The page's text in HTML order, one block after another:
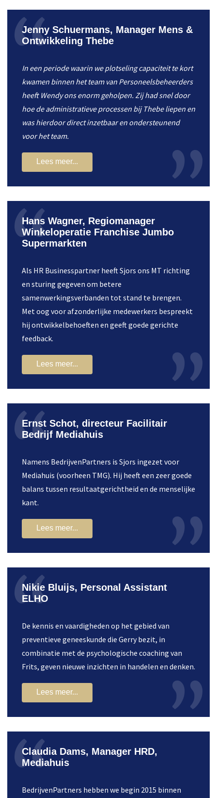
Jenny Schuermans, Manager Mens &
Ontwikkeling Thebe
In een periode waarin we plotseling capaciteit te kort
kwamen binnen het team van Personeelsbeheerders
heeft Wendy ons enorm geholpen. Zij had snel door
hoe de administratieve processen bij Thebe liepen en
was hierdoor direct inzetbaar en ondersteunend
voor het team.
Lees meer...
Hans Wagner, Regiomanager
Winkeloperatie Franchise Jumbo
Supermarkten
Als HR Businesspartner heeft Sjors ons MT richting
en sturing gegeven om betere
samenwerkingsverbanden tot stand te brengen.
Met oog voor afzonderlijke medewerkers bespreekt
hij ontwikkelbehoeften en geeft goede gerichte
feedback.
Lees meer...
Ernst Schot, directeur Facilitair
Bedrijf Mediahuis
Namens BedrijvenPartners is Sjors ingezet voor
Mediahuis (voorheen TMG). Hij heeft een zeer goede
balans tussen resultaatgerichtheid en de menselijke
kant.
Lees meer...
Nikie Bluijs, Personal Assistant
ELHO
De kennis en vaardigheden op het gebied van
preventieve geneeskunde die Gerry bezit, in
combinatie met de psychologische coaching van
Frits, geven nieuwe inzichten in handelen en denken.
Lees meer...
Claudia Dams, Manager HRD,
Mediahuis
BedrijvenPartners hebben we begin 2015 binnen